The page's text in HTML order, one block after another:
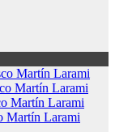
Martín Larami
Martín Larami
Martín Larami
Martín Larami